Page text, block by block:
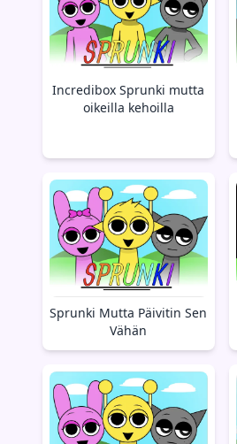
Incredibox Sprunki mutta
oikeilla kehoilla
Sprunki Mutta Päivitin Sen
Vähän